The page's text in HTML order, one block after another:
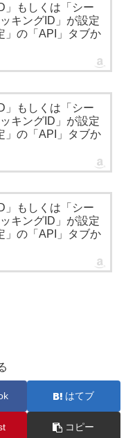
」もしくは「シー
キングID」が設定
」の「API」タブか
」もしくは「シー
キングID」が設定
」の「API」タブか
」もしくは「シー
キングID」が設定
」の「API」タブか
はてブ
コピー